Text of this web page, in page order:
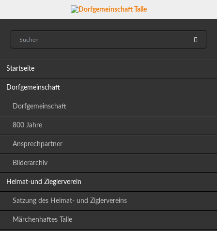
Startseite
Dorfgemeinschaft
Dorfgemeinschaft
800 Jahre
Ansprechpartner
Bilderarchiv
Heimat-und Zieglerverein
Satzung des Heimat- und Ziglervereins
Märchenhaftes Talle